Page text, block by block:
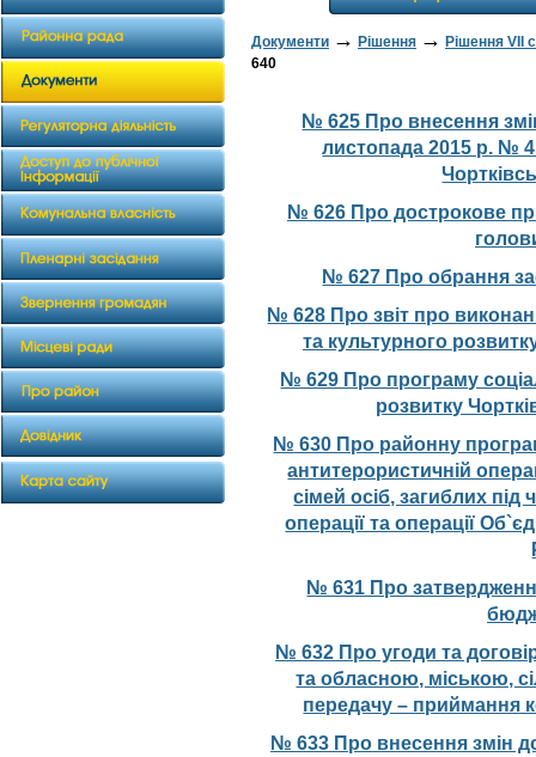
Документи → Рішення → Рішення VII
640
№ 625 Про внесення
листопада 2015 р. № 4
№ 626 Про дострокове
№ 627 Про обрання
№ 628 Про звіт про
та культурного
№ 629 Про програму
розвитку
№ 630 Про районну
антитерористичній
сімей осіб, загиблих
операції та операції
№ 631 Про
№ 632 Про угоди та
та обласною, міською,
передачу – приймання
№ 633 Про внесення змін